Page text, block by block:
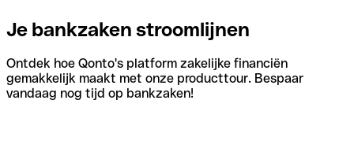
Je bankzaken stroomlijnen
Ontdek hoe Qonto's platform zakelijke financiën
gemakkelijk maakt met onze producttour. Bespaar
vandaag nog tijd op bankzaken!